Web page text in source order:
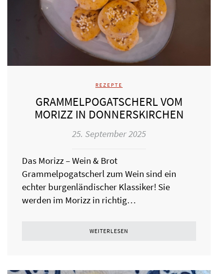
REZEPTE
GRAMMELPOGATSCHERL VOM
MORIZZ IN DONNERSKIRCHEN
25. September 2025
Das Morizz – Wein & Brot
Grammelpogatscherl zum Wein sind ein
echter burgenländischer Klassiker! Sie
werden im Morizz in richtig…
WEITERLESEN